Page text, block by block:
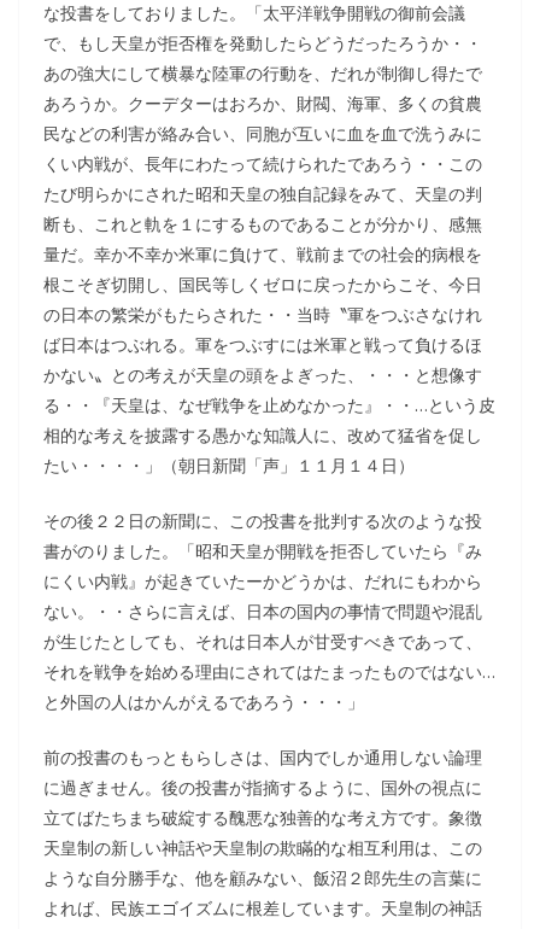
な投書をしておりました。「太平洋戦争開戦の御前会議
で、もし天皇が拒否権を発動したらどうだったろうか・・
あの強大にして横暴な陸軍の行動を、だれが制御し得たで
あろうか。クーデターはおろか、財閥、海軍、多くの貧農
民などの利害が絡み合い、同胞が互いに血を血で洗うみに
くい内戦が、長年にわたって続けられたであろう・・この
たび明らかにされた昭和天皇の独自記録をみて、天皇の判
断も、これと軌を１にするものであることが分かり、感無
量だ。幸か不幸か米軍に負けて、戦前までの社会的病根を
根こそぎ切開し、国民等しくゼロに戻ったからこそ、今日
の日本の繁栄がもたらされた・・当時〝軍をつぶさなけれ
ば日本はつぶれる。軍をつぶすには米軍と戦って負けるほ
かない〟との考えが天皇の頭をよぎった、・・・と想像す
る・・『天皇は、なぜ戦争を止めなかった』・・…という皮
相的な考えを披露する愚かな知識人に、改めて猛省を促し
たい・・・・」（朝日新聞「声」１１月１４日）
その後２２日の新聞に、この投書を批判する次のような投
書がのりました。「昭和天皇が開戦を拒否していたら『み
にくい内戦』が起きていたーかどうかは、だれにもわから
ない。・・さらに言えば、日本の国内の事情で問題や混乱
が生じたとしても、それは日本人が甘受すべきであって、
それを戦争を始める理由にされてはたまったものではない…
と外国の人はかんがえるであろう・・・」
前の投書のもっともらしさは、国内でしか通用しない論理
に過ぎません。後の投書が指摘するように、国外の視点に
立てばたちまち破綻する醜悪な独善的な考え方です。象徴
天皇制の新しい神話や天皇制の欺瞞的な相互利用は、この
ような自分勝手な、他を顧みない、飯沼２郎先生の言葉に
よれば、民族エゴイズムに根差しています。天皇制の神話